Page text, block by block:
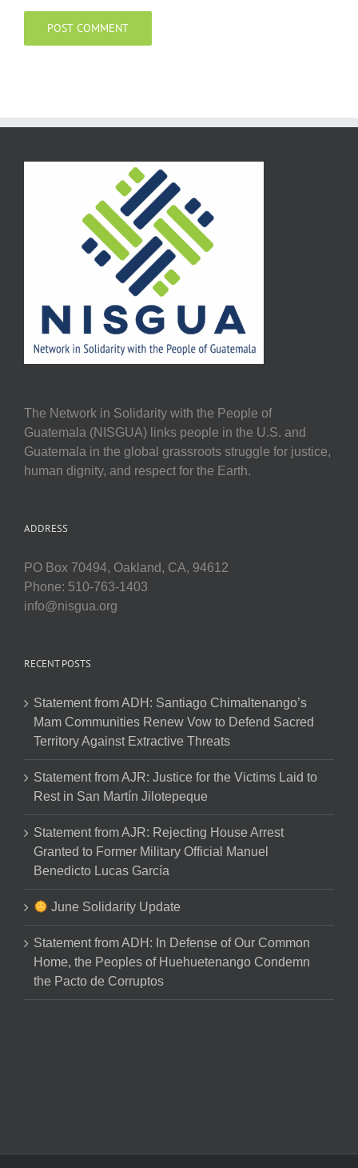
The Network in Solidarity with the People of
Guatemala (NISGUA) links people in the U.S. and
Guatemala in the global grassroots struggle for justice,
human dignity, and respect for the Earth.
ADDRESS
PO Box 70494, Oakland, CA, 94612
Phone: 510-763-1403
info@nisgua.org
RECENT POSTS
Statement from ADH: Santiago Chimaltenango’s
Mam Communities Renew Vow to Defend Sacred
Territory Against Extractive Threats
Statement from AJR: Justice for the Victims Laid to
Rest in San Martín Jilotepeque
Statement from AJR: Rejecting House Arrest
Granted to Former Military Official Manuel
Benedicto Lucas García
June Solidarity Update
Statement from ADH: In Defense of Our Common
Home, the Peoples of Huehuetenango Condemn
the Pacto de Corruptos